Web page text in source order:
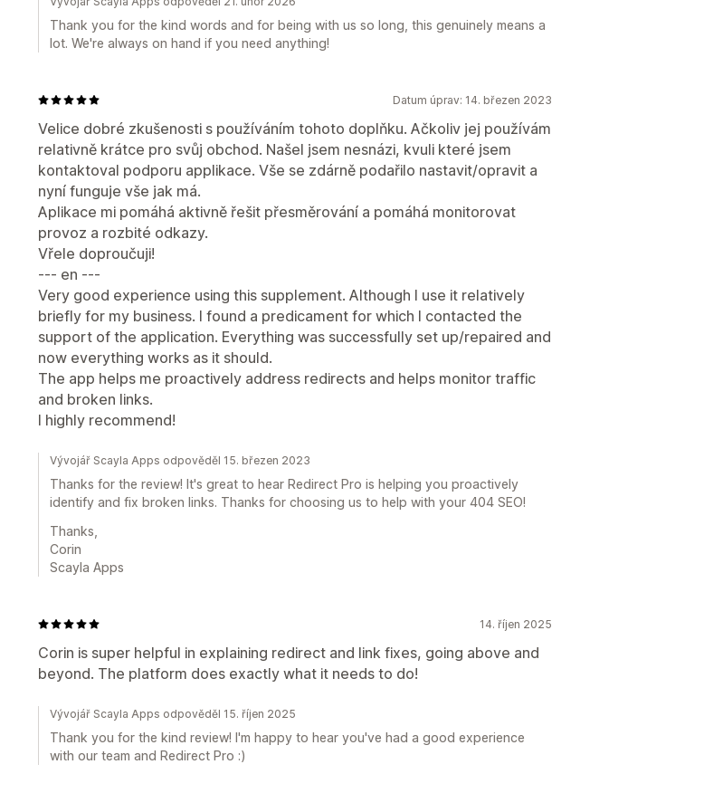
Thank you for the kind words and for being with us so long, this genuinely means a
lot. We're always on hand if you need anything!
Datum úprav: 14. březen 2023
Velice dobré zkušenosti s používáním tohoto doplňku. Ačkoliv jej používám
relativně krátce pro svůj obchod. Našel jsem nesnázi, kvuli které jsem
kontaktoval podporu applikace. Vše se zdárně podařilo nastavit/opravit a
nyní funguje vše jak má.
Aplikace mi pomáhá aktivně řešit přesměrování a pomáhá monitorovat
provoz a rozbité odkazy.
Vřele doproučuji!
--- en ---
Very good experience using this supplement. Although I use it relatively
briefly for my business. I found a predicament for which I contacted the
support of the application. Everything was successfully set up/repaired and
now everything works as it should.
The app helps me proactively address redirects and helps monitor traffic
and broken links.
I highly recommend!
Vývojář Scayla Apps odpověděl 15. březen 2023
Thanks for the review! It's great to hear Redirect Pro is helping you proactively
identify and fix broken links. Thanks for choosing us to help with your 404 SEO!
Thanks,
Corin
Scayla Apps
14. říjen 2025
Corin is super helpful in explaining redirect and link fixes, going above and
beyond. The platform does exactly what it needs to do!
Vývojář Scayla Apps odpověděl 15. říjen 2025
Thank you for the kind review! I'm happy to hear you've had a good experience
with our team and Redirect Pro :)